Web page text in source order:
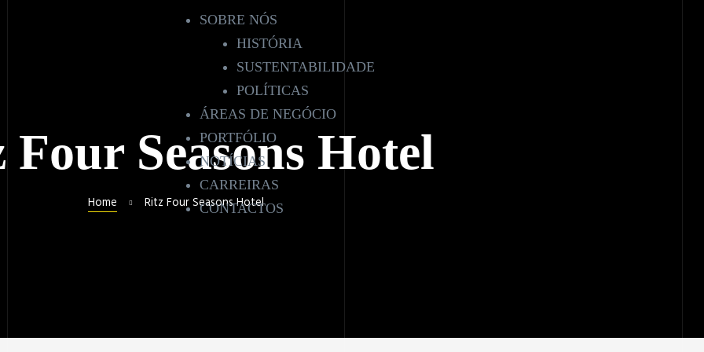
SOBRE NÓS
HISTÓRIA
SUSTENTABILIDADE
POLÍTICAS
ÁREAS DE NEGÓCIO
PORTFÓLIO
NOTÍCIAS
CARREIRAS
CONTACTOS
Four Seasons Hotel
Home Ritz Four Seasons Hotel